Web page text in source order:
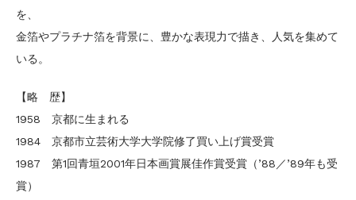
を、
金箔やプラチナ箔を背景に、豊かな表現力で描き、人気を集めて
いる。
【略 歴】
1958 京都に生まれる
1984 京都市立芸術大学大学院修了買い上げ賞受賞
1987 第1回青垣2001年日本画賞展佳作賞受賞（’88／’89年も受
賞）